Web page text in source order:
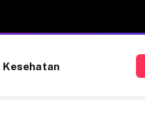
Kesehatan